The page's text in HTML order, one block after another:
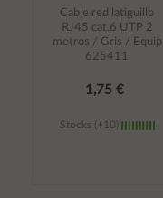
Cable red latiguillo
RJ45 cat.6 UTP 2
metros / Gris / Equip
625411
1,75 €
Stocks (+10)